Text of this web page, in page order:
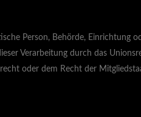
Person, Behörde, Einrichtung
Verarbeitung durch das
oder dem Recht der